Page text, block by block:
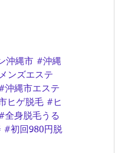
沖縄市 #沖縄
ンズエステ
沖縄市エステ
ヒゲ脱毛 #ヒ
全身脱毛うる
#初回980円脱